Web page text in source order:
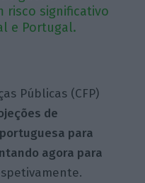
risco significativo
e Portugal.
Públicas (CFP)
de
para
agora para